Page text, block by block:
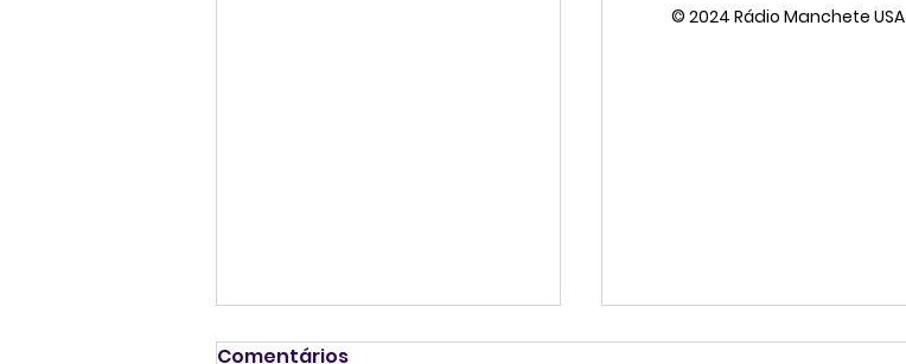
Comentários
© 2024 Rádio Manchete USA